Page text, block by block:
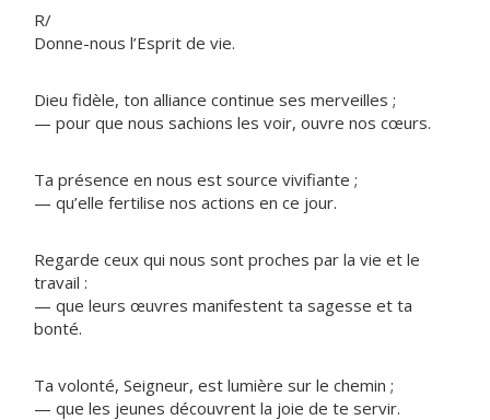
R/
Donne-nous l’Esprit de vie.
Dieu fidèle, ton alliance continue ses merveilles ;
— pour que nous sachions les voir, ouvre nos cœurs.
Ta présence en nous est source vivifiante ;
— qu’elle fertilise nos actions en ce jour.
Regarde ceux qui nous sont proches par la vie et le
travail :
— que leurs œuvres manifestent ta sagesse et ta
bonté.
Ta volonté, Seigneur, est lumière sur le chemin ;
— que les jeunes découvrent la joie de te servir.